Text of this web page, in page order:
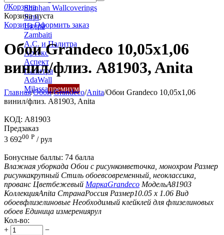
Shinhan Wallcoverings
Sirpi
Ugepa
Zambaiti
А.С. и Палитра
Артекс
Аспект
Палитра
AdaWall
Milassaпремиум
0Корзина
Корзина пуста
Корзина Оформить заказ
Обои Grandeco 10,05х1,06
винил/флиз. A81903, Anita
Главная/Обои/Grandeco/Anita/Обои Grandeco 10,05х1,06
винил/флиз. A81903, Anita
КОД: A81903
Предзаказ
3 69200 Р / рул
Бонусные баллы: 74 балла
Влажная уборкада Обои с рисункомветочка, монохром Размер
рисункакрупный Стиль обоевсовременный, неоклассика,
прованс Цветбежевый МаркаGrandeco МодельA81903
КоллекцияAnita СтранаРоссия Размер10.05 х 1.06 Вид
обоевфлизелиновые Необходимый клейклей для флизелиновых
обоев Единица измерениярул
Кол-во:
+
−